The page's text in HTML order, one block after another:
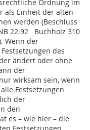
Ordnung im
als Einheit der alten
werden (Beschluss
22.92 Buchholz 310
Wenn der
des
ändert oder ohne
der
wirksam sein, wenn
Festsetzungen
der
den
es – wie hier – die